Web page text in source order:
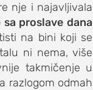
nje i najavljivala
proslave dana
na bini koji se
ni nema, više
takmičenje u
razlogom odmah